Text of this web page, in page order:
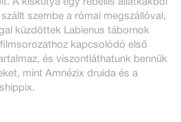
szembe a római megszállóval,
küzdöttek Labienus tábornok
kapcsolódó első
és viszontláthatunk bennük
mint Amnézix druida és a